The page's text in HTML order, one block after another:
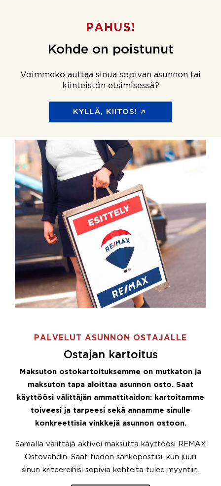
PAHUS!
Kohde on poistunut
Voimmeko auttaa sinua sopivan asunnon tai
kiinteistön etsimisessä?
KYLLÄ, KIITOS!
PALVELUT ASUNNON OSTAJALLE
Ostajan kartoitus
Maksuton ostokartoituksemme on mutkaton ja
maksuton tapa aloittaa asunnon osto. Saat
käyttöösi välittäjän ammattitaidon: kartoitamme
toiveesi ja tarpeesi sekä annamme sinulle
konkreettisia vinkkejä asunnon ostoon.
Samalla välittäjä aktivoi maksutta käyttöösi REMAX
Ostovahdin. Saat tiedon sähköpostiisi, kun juuri
sinun kriteereihisi sopivia kohteita tulee myyntiin.